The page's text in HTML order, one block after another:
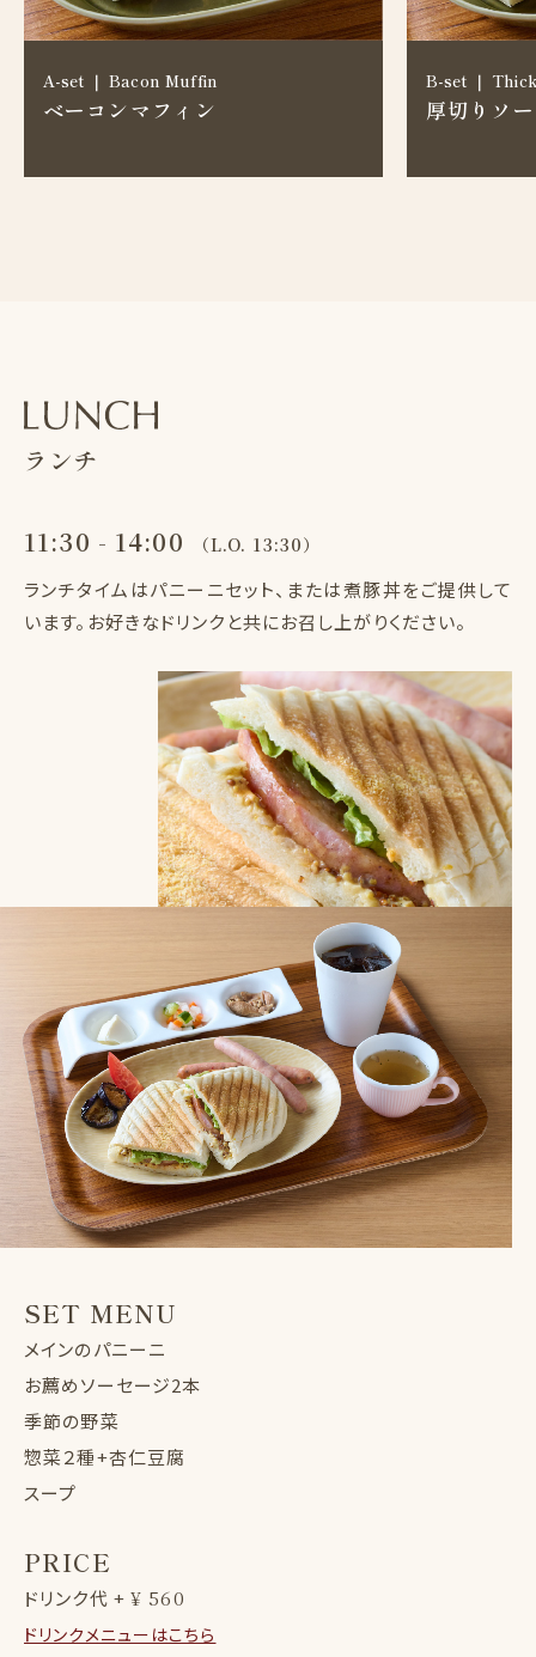
A-set ｜ Bacon Muffin
ベーコンマフィン
B-set ｜
厚切りソ
ランチ
11:30 - 14:00 （L.O. 13:30）
ランチタイムはパニーニセット、または煮豚丼をご提供して
います。お好きなドリンクと共にお召し上がりください。
SET MENU
メインのパニーニ
お薦めソーセージ2本
季節の野菜
惣菜２種+杏仁豆腐
スープ
PRICE
ドリンク代 + ¥ 560
ドリンクメニューはこちら